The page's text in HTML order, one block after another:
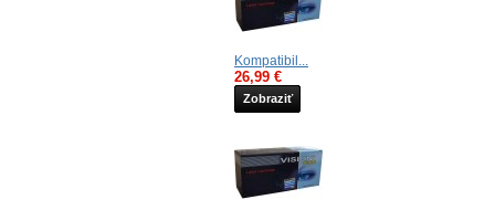
Kompatibil...
26,99 €
Zobraziť